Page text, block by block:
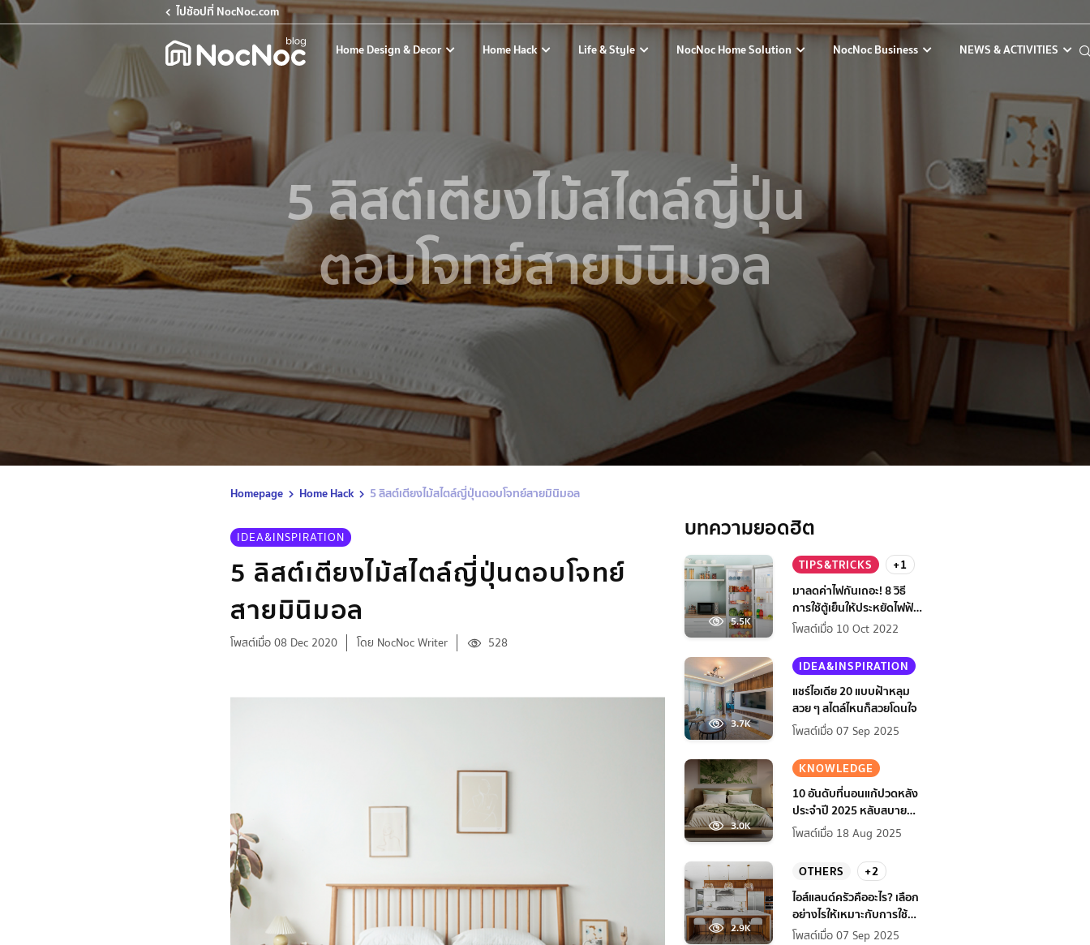
ไปช้อปที่ NocNoc.com
Home Design & Decor Home Hack Life & Style NocNoc Home Solution NocNoc Business NEWS & ACTIVITIES
5 ลิสต์เตียงไม้สไตล์ญี่ปุ่น
ตอบโจทย์สายมินิมอล
Homepage Home Hack 5 ลิสต์เตียงไม้สไตล์ญี่ปุ่นตอบโจทย์สายมินิมอล
IDEA&INSPIRATION
5 ลิสต์เตียงไม้สไตล์ญี่ปุ่นตอบโจทย์
สายมินิมอล
โพสต์เมื่อ 08 Dec 2020 โดย NocNoc Writer 528
บทความยอดฮิต
5.5K
TIPS&TRICKS
+1
มาลดค่าไฟกันเถอะ! 8 วิธี
การใช้ตู้เย็นให้ประหยัดไฟฟ้า
กว่าเดิม
โพสต์เมื่อ 10 Oct 2022
3.7K
IDEA&INSPIRATION
แชร์ไอเดีย 20 แบบฝ้าหลุม
สวย ๆ สไตล์ไหนก็สวยโดนใจ
โพสต์เมื่อ 07 Sep 2025
3.0K
KNOWLEDGE
10 อันดับที่นอนแก้ปวดหลัง
ประจำปี 2025 หลับสบาย
สุขภาพดียิ่งกว่าเดิม
โพสต์เมื่อ 18 Aug 2025
2.9K
OTHERS
+2
ไอส์แลนด์ครัวคืออะไร? เลือก
อย่างไรให้เหมาะกับการใช้
งานที่บ้าน
โพสต์เมื่อ 07 Sep 2025